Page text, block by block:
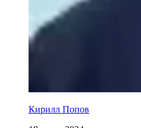
Кирилл Попов